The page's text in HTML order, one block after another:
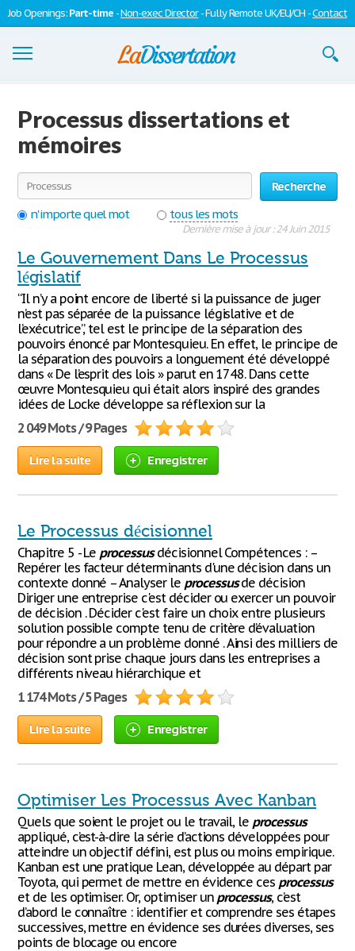
Job Openings:Part-time -Non-exec Director- Fully Remote UK/EU/CH -Contact
S'inscrire
Se connecter
Contactez-nous
Processus dissertations et
mémoires
Recherche
n'importe quel mot
tous les mots
Dernière mise à jour : 24 Juin 2015
Le Gouvernement Dans Le Processus
législatif
“Il n’y a point encore de liberté si la puissance de juger
n’est pas séparée de la puissance législative et de
l’exécutrice”, tel est le principe de la séparation des
pouvoirs énoncé par Montesquieu. En effet, le principe de
la séparation des pouvoirs a longuement été développé
dans « De l’esprit des lois » parut en 1748. Dans cette
œuvre Montesquieu qui était alors inspiré des grandes
idées de Locke développe sa réflexion sur la
2 049 Mots / 9 Pages
Lire la suite Enregistrer
Le Processus décisionnel
Chapitre 5 - Le processusdécisionnel Compétences : –
Repérer les facteur déterminants d'une décision dans un
contexte donné – Analyser le processusde décision
Diriger une entreprise c'est décider ou exercer un pouvoir
de décision . Décider c'est faire un choix entre plusieurs
solution possible compte tenu de critère d’évaluation
pour répondre a un problème donné . Ainsi des milliers de
décision sont prise chaque jours dans les entreprises a
différents niveau hiérarchique et
1 174 Mots / 5 Pages
Lire la suite Enregistrer
Optimiser Les Processus Avec Kanban
Quels que soient le projet ou le travail, le processus
appliqué, c’est-à-dire la série d’actions développées pour
atteindre un objectif défini, est plus ou moins empirique.
Kanban est une pratique Lean, développée au départ par
Toyota, qui permet de mettre en évidence ces processus
et de les optimiser. Or, optimiser un processus, c’est
d’abord le connaître : identifier et comprendre ses étapes
successives, mettre en évidence ses durées diverses, ses
points de blocage ou encore